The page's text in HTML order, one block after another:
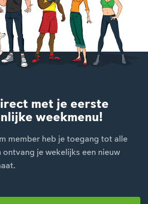
met je eerste
weekmenu!
member heb je toegang tot alle
ontvang je wekelijks een nieuw